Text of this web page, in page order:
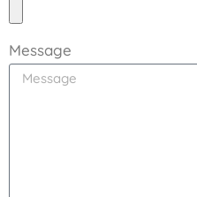
Message